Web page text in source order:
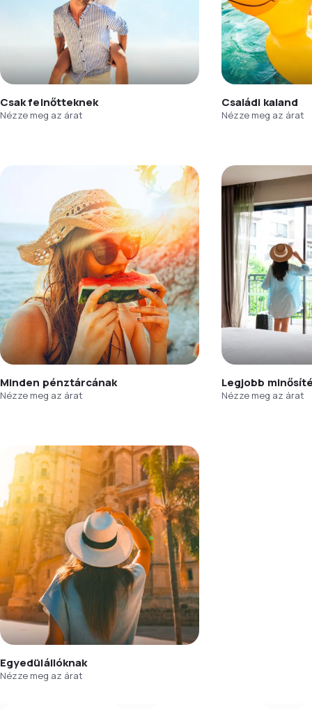
Csak felnőtteknek
Nézze meg az árat
Családi kaland
Nézze meg az árat
Minden pénztárcának
Nézze meg az árat
Legjobb
Nézze meg az árat
Egyedülállóknak
Nézze meg az árat